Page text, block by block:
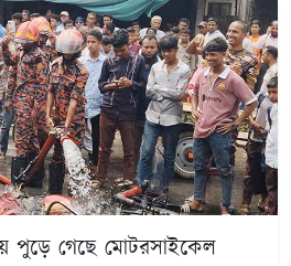
পুড়ে গেছে মোটরসাইকেল